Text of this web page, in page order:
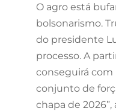
O agro está
bolsonarismo.
do presidente
processo. A
conseguirá com
conjunto de
chapa de